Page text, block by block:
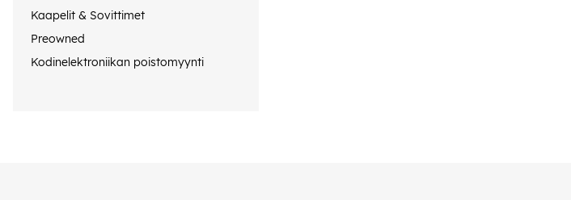
Kaapelit & Sovittimet
Preowned
Kodinelektroniikan poistomyynti